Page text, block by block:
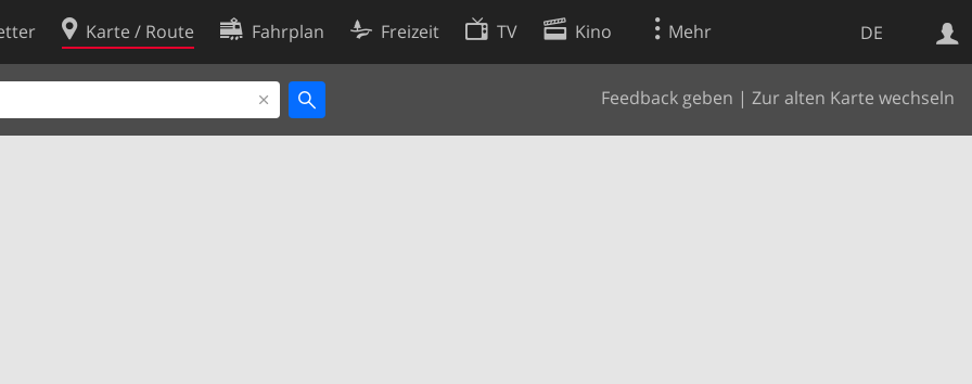
DE
Karte / Route Fahrplan Freizeit TV Kino Mehr
Feedback geben | Zur alten Karte wechseln
Websuche
Cookie-Richtlinie
Cookie-Einstellungen